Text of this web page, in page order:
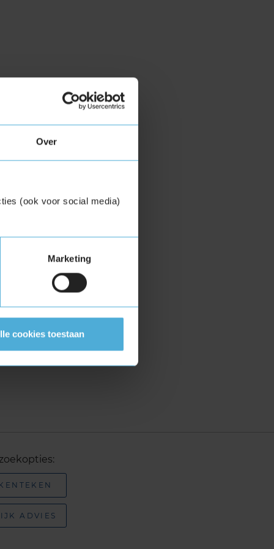
Over
(ook voor social media)
Marketing
cookies toestaan
ADVIES